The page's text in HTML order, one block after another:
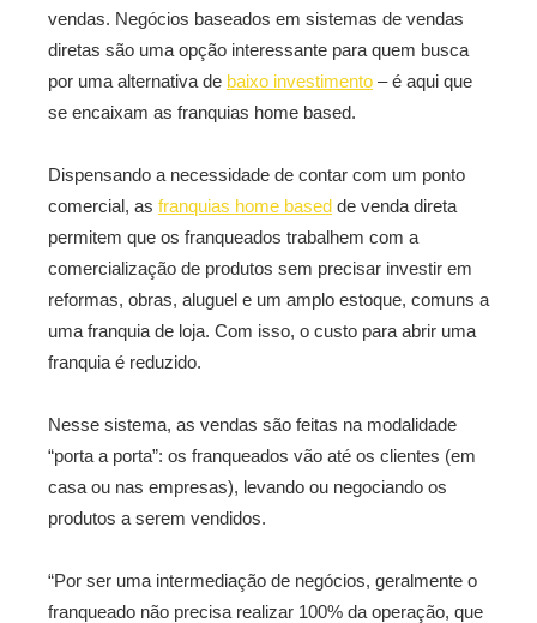
vendas. Negócios baseados em sistemas de vendas
diretas são uma opção interessante para quem busca
por uma alternativa de baixo investimento – é aqui que
se encaixam as franquias home based.
Dispensando a necessidade de contar com um ponto
comercial, as franquias home based de venda direta
permitem que os franqueados trabalhem com a
comercialização de produtos sem precisar investir em
reformas, obras, aluguel e um amplo estoque, comuns a
uma franquia de loja. Com isso, o custo para abrir uma
franquia é reduzido.
Nesse sistema, as vendas são feitas na modalidade
“porta a porta”: os franqueados vão até os clientes (em
casa ou nas empresas), levando ou negociando os
produtos a serem vendidos.
“Por ser uma intermediação de negócios, geralmente o
franqueado não precisa realizar 100% da operação, que